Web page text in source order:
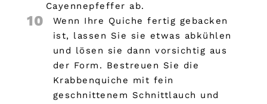
Cayennepfeffer ab.
10
Wenn Ihre Quiche fertig gebacken
ist, lassen Sie sie etwas abkühlen
und lösen sie dann vorsichtig aus
der Form. Bestreuen Sie die
Krabbenquiche mit fein
geschnittenem Schnittlauch und